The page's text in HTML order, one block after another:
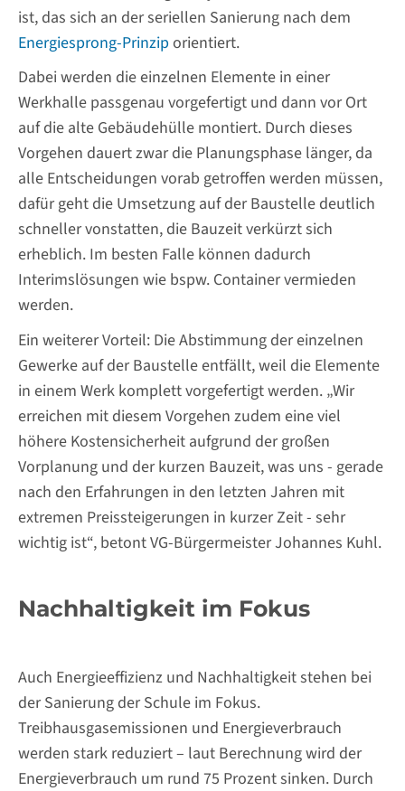
ist, das sich an der seriellen Sanierung nach dem
Energiesprong-Prinziporientiert.
Dabei werden die einzelnen Elemente in einer
Werkhalle passgenau vorgefertigt und dann vor Ort
auf die alte Gebäudehülle montiert. Durch dieses
Vorgehen dauert zwar die Planungsphase länger, da
alle Entscheidungen vorab getroffen werden müssen,
dafür geht die Umsetzung auf der Baustelle deutlich
schneller vonstatten, die Bauzeit verkürzt sich
erheblich. Im besten Falle können dadurch
Interimslösungen wie bspw. Container vermieden
werden.
Ein weiterer Vorteil: Die Abstimmung der einzelnen
Gewerke auf der Baustelle entfällt, weil die Elemente
in einem Werk komplett vorgefertigt werden. „Wir
erreichen mit diesem Vorgehen zudem eine viel
höhere Kostensicherheit aufgrund der großen
Vorplanung und der kurzen Bauzeit, was uns - gerade
nach den Erfahrungen in den letzten Jahren mit
extremen Preissteigerungen in kurzer Zeit - sehr
wichtig ist“, betont VG-Bürgermeister Johannes Kuhl.
Nachhaltigkeit im Fokus
Auch Energieeffizienz und Nachhaltigkeit stehen bei
der Sanierung der Schule im Fokus.
Treibhausgasemissionen und Energieverbrauch
werden stark reduziert – laut Berechnung wird der
Energieverbrauch um rund 75 Prozent sinken. Durch